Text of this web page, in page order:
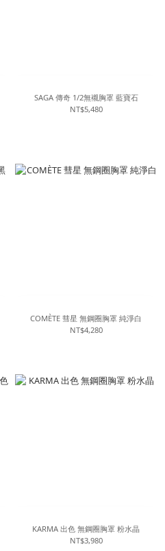
SAGA 傳奇 1/2無襯胸罩 藍寶石
NT$5,480
COMÈTE 彗星 無鋼圈胸罩 純淨白
NT$4,280
KARMA 出色 無鋼圈胸罩 粉水晶
NT$3,980